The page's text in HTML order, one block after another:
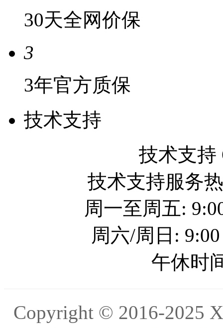
30天全网价保
3
3年官方质保
技术支持
技术支持
技术支持服务
周一至周五:
周六/周日:
午休时
Copyright © 2016-2025